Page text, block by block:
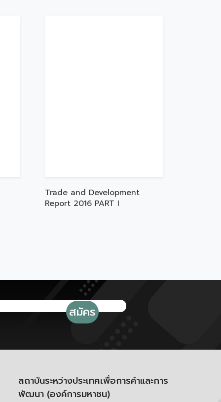
Trade and Development
Report 2016 PART I
สถาบันระหว่างประเทศเพื่อการค้าและการ
พัฒนา (องค์การมหาชน)